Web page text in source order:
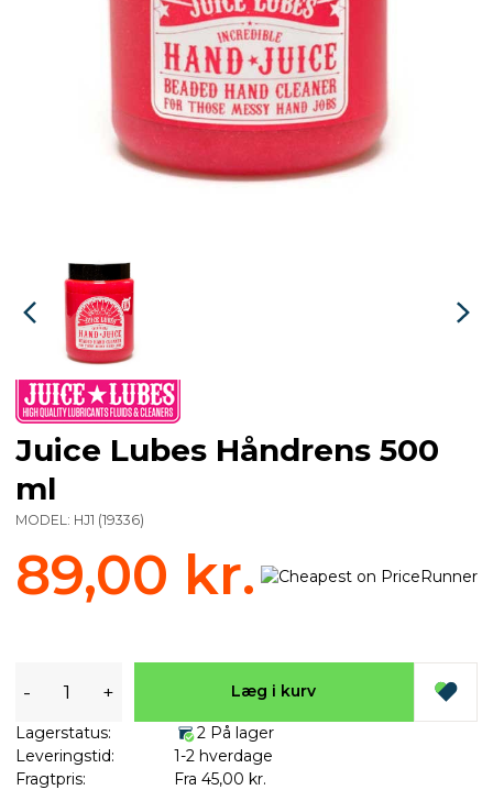
Juice Lubes Håndrens 500
ml
MODEL: HJ1 (19336)
89,00 kr.
- + Læg i kurv
Lagerstatus:
2 På lager
Leveringstid:
1-2 hverdage
Fragtpris:
Fra 45,00 kr.